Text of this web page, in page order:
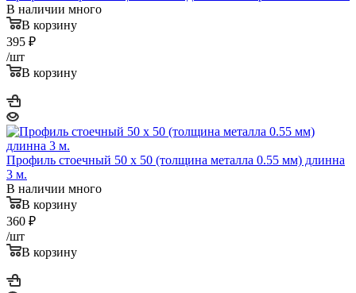
В наличии много
В корзину
395 ₽
/шт
В корзину
Профиль стоечный 50 x 50 (толщина металла 0.55 мм) длинна
3 м.
В наличии много
В корзину
360 ₽
/шт
В корзину